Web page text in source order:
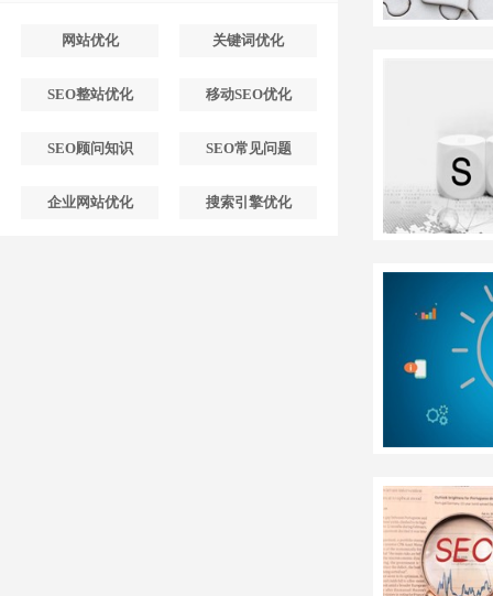
网站优化 关键词优化
SEO整站优化 移动SEO优化
SEO顾问知识 SEO常见问题
企业网站优化 搜索引擎优化